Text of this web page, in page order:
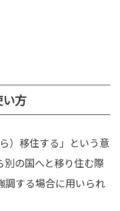
い方
）移住する」という意
の国へと移り住む際
調する場合に用いられ